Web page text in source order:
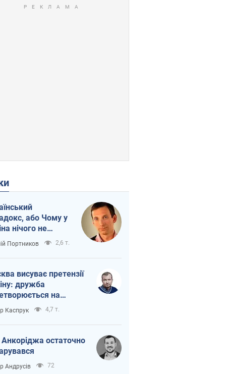
або Чому у
нічого не
з Україною
Портников 2,6 т.
висуває претензії
дружба
на
Росії від
Каспрук 4,7 т.
остаточно
Андрусів 72